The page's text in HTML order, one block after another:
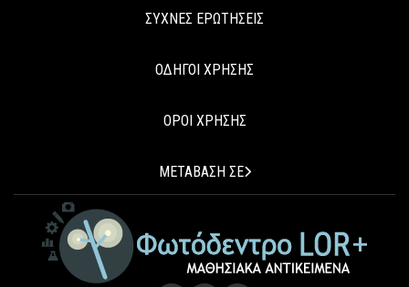
ΣΥΧΝΕΣ ΕΡΩΤΗΣΕΙΣ
ΟΔΗΓΟΙ ΧΡΗΣΗΣ
ΟΡΟΙ ΧΡΗΣΗΣ
ΜΕΤΑΒΑΣΗ ΣΕ